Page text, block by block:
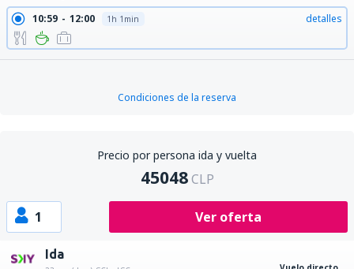
10:59 12:00 1h 1min detalles
Condiciones de la reserva
Precio por persona ida y vuelta
45048 CLP
1 Ver oferta
Ida